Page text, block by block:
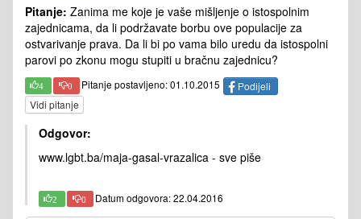
Pitanje: Zanima me koje je vaše mišljenje o istospolnim
zajednicama, da li podržavate borbu ove populacije za
ostvarivanje prava. Da li bi po vama bilo uredu da istospolni
parovi po zkonu mogu stupiti u bračnu zajednicu?
4 0 Pitanje postavljeno: 01.10.2015
Podijeli
Vidi pitanje
Odgovor:
www.lgbt.ba/maja-gasal-vrazalica - sve piše
2 0 Datum odgovora: 22.04.2016